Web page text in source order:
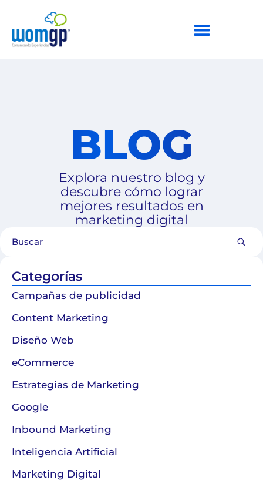
BLOG
Explora nuestro blog y
descubre cómo lograr
mejores resultados en
marketing digital
Categorías
Campañas de publicidad
Content Marketing
Diseño Web
eCommerce
Estrategias de Marketing
Google
Inbound Marketing
Inteligencia Artificial
Marketing Digital